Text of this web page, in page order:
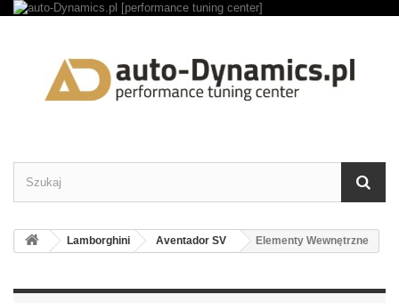
Lamborghini Aventador SV Elementy Wewnętrzne